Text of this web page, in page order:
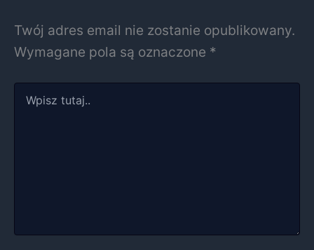
Twój adres email nie zostanie opublikowany.
Wymagane pola są oznaczone *
tutaj..